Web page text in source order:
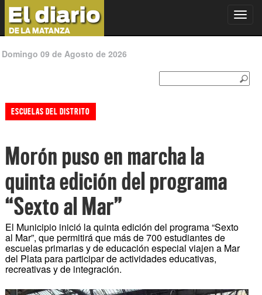
Domingo 09 de Agosto de 2026
ESCUELAS DEL DISTRITO
Morón puso en marcha la
quinta edición del programa
“Sexto al Mar”
El Municipio inició la quinta edición del programa “Sexto
al Mar”, que permitirá que más de 700 estudiantes de
escuelas primarias y de educación especial viajen a Mar
del Plata para participar de actividades educativas,
recreativas y de integración.